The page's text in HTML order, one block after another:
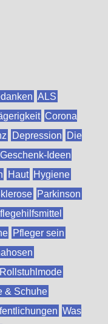
ALS
Corona
Depression Die
Geschenk-Ideen
Haut Hygiene
Parkinson
Pfleger sein
Rollstuhlmode
& Schuhe
Was